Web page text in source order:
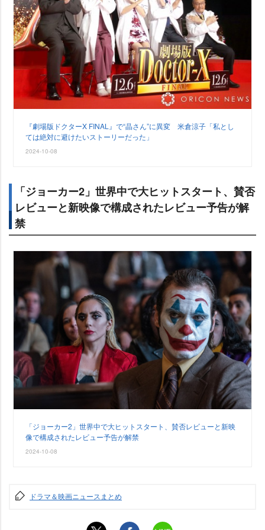
『劇場版ドクターX FINAL』で“晶さん”に異変 米倉涼子「私とし
ては絶対に避けたいストーリーだった」
2024-10-08
「ジョーカー2」世界中で大ヒットスタート、賛否
レビューと新映像で構成されたレビュー予告が解
禁
「ジョーカー2」世界中で大ヒットスタート、賛否レビューと新映
像で構成されたレビュー予告が解禁
2024-10-08
ドラマ＆映画ニュースまとめ